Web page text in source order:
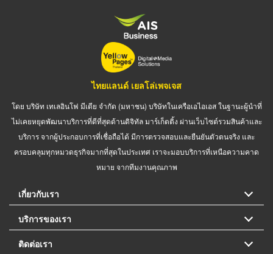
ไทยแลนด์ เยลโล่เพจเจส
โดย บริษัท เทเลอินโฟ มีเดีย จำกัด (มหาชน) บริษัทในเครือเอไอเอส ในฐานะผู้นำที่
ไม่เคยหยุดพัฒนาบริการที่ดีที่สุดด้านดิจิทัล มาร์เก็ตติ้ง ผ่านเว็บไซต์รวมสินค้าและ
บริการ จากผู้ประกอบการที่เชื่อถือได้ มีการตรวจสอบและยืนยันตัวตนจริง และ
ครอบคลุมทุกหมวดธุรกิจมากที่สุดในประเทศ เราจะมอบบริการที่เหนือความคาด
หมาย จากทีมงานคุณภาพ
เกี่ยวกับเรา
บริการของเรา
ติดต่อเรา